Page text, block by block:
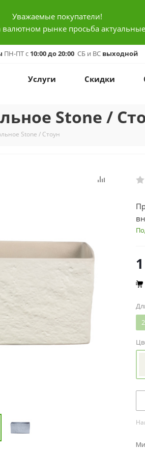
Уважаемые покупатели!
валютном рынке просьба
ПН-ПТ с 10:00 до 20:00 СБ и ВС выходной
Услуги Скидки
Stone /
Stone / Стоун